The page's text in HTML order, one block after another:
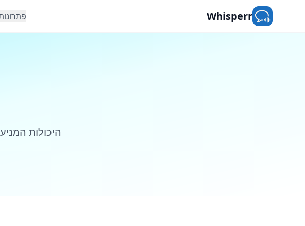
Whisperr
היכולות